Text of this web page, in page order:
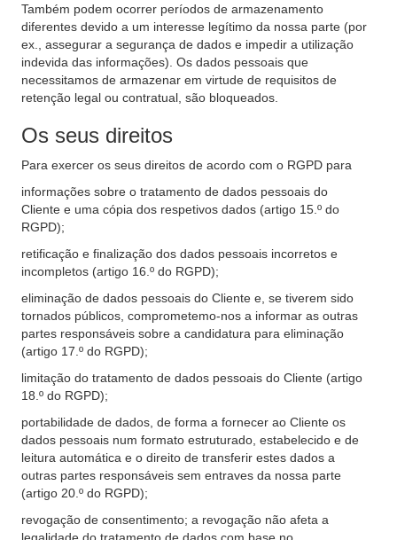
Também podem ocorrer períodos de armazenamento
diferentes devido a um interesse legítimo da nossa parte (por
ex., assegurar a segurança de dados e impedir a utilização
indevida das informações). Os dados pessoais que
necessitamos de armazenar em virtude de requisitos de
retenção legal ou contratual, são bloqueados.
Os seus direitos
Para exercer os seus direitos de acordo com o RGPD para
informações sobre o tratamento de dados pessoais do
Cliente e uma cópia dos respetivos dados (artigo 15.º do
RGPD);
retificação e finalização dos dados pessoais incorretos e
incompletos (artigo 16.º do RGPD);
eliminação de dados pessoais do Cliente e, se tiverem sido
tornados públicos, comprometemo-nos a informar as outras
partes responsáveis sobre a candidatura para eliminação
(artigo 17.º do RGPD);
limitação do tratamento de dados pessoais do Cliente (artigo
18.º do RGPD);
portabilidade de dados, de forma a fornecer ao Cliente os
dados pessoais num formato estruturado, estabelecido e de
leitura automática e o direito de transferir estes dados a
outras partes responsáveis sem entraves da nossa parte
(artigo 20.º do RGPD);
revogação de consentimento; a revogação não afeta a